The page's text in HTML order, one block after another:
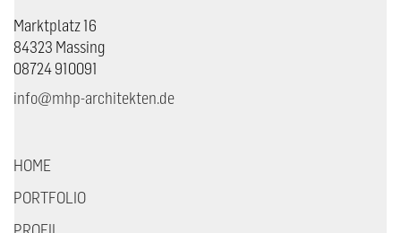
Marktplatz 16
84323 Massing
08724 910091
info@mhp-architekten.de
HOME
PORTFOLIO